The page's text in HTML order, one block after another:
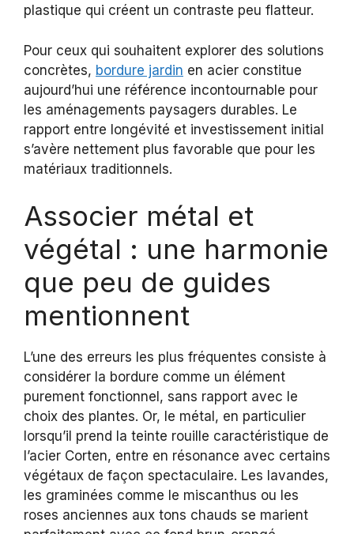
plastique qui créent un contraste peu flatteur.
Pour ceux qui souhaitent explorer des solutions
concrètes, bordure jardin en acier constitue
aujourd’hui une référence incontournable pour
les aménagements paysagers durables. Le
rapport entre longévité et investissement initial
s’avère nettement plus favorable que pour les
matériaux traditionnels.
Associer métal et
végétal : une harmonie
que peu de guides
mentionnent
L’une des erreurs les plus fréquentes consiste à
considérer la bordure comme un élément
purement fonctionnel, sans rapport avec le
choix des plantes. Or, le métal, en particulier
lorsqu’il prend la teinte rouille caractéristique de
l’acier Corten, entre en résonance avec certains
végétaux de façon spectaculaire. Les lavandes,
les graminées comme le miscanthus ou les
roses anciennes aux tons chauds se marient